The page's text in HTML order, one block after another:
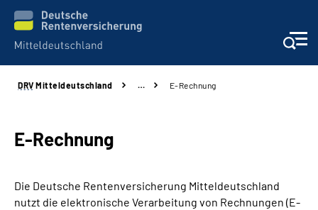
Aktuelles
Beratung und Kontakt
DRV Mitteldeutschland … E-Rechnung
E-Rechnung
Die Deutsche Rentenversicherung Mitteldeutschland
nutzt die elektronische Verarbeitung von Rechnungen (E-